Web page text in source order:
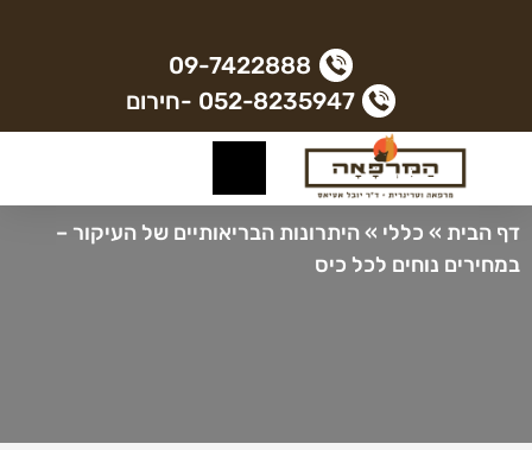
09-7422888
052-8235947 -חירום
דף הבית » כללי »היתרונות הבריאותיים של העיקור –
במחירים נוחים לכל כיס